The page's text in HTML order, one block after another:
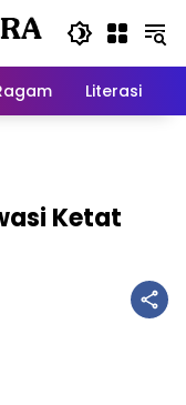
Literasi
Ketat